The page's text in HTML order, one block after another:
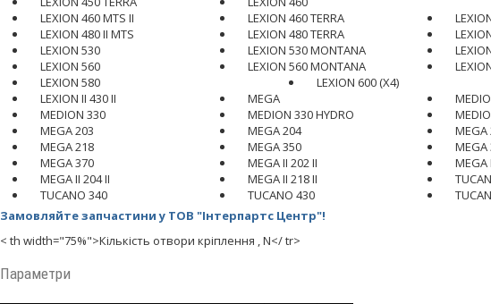
LEXION 460 MTS II
LEXION 460 TERRA
LEXION 480 II MTS
LEXION 480 TERRA
LEXION 530
LEXION 530 MONTANA
LEXION 560
LEXION 560 MONTANA
LEXION 580
LEXION 600 (X4)
LEXION II 430 II
MEGA
MEDION 330
MEDION 330 HYDRO
MEGA 203
MEGA 204
MEGA
MEGA 218
MEGA 350
MEGA
MEGA 370
MEGA II 202 II
MEGA
MEGA II 204 II
MEGA II 218 II
TUCANO 340
TUCANO 430
Замовляйте запчастини у ТОВ "Інтерпартс Центр"!
< th width="75%">Кількість отвори кріплення , N</ tr>
Параметри